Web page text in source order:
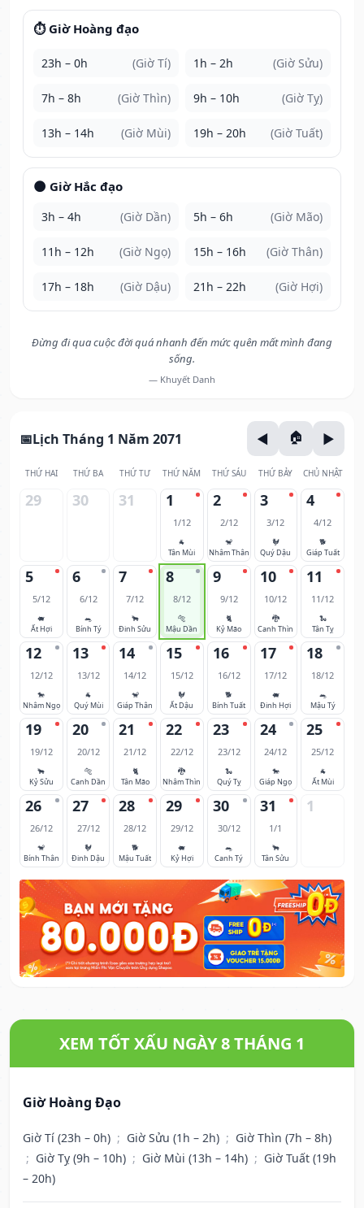
⏱️ Giờ Hoàng đạo
23h – 0h (Giờ Tí) 1h – 2h (Giờ Sửu)
7h – 8h (Giờ Thìn) 9h – 10h (Giờ Tỵ)
13h – 14h (Giờ Mùi) 19h – 20h (Giờ Tuất)
🌑 Giờ Hắc đạo
3h – 4h (Giờ Dần) 5h – 6h (Giờ Mão)
11h – 12h (Giờ Ngọ) 15h – 16h (Giờ Thân)
17h – 18h (Giờ Dậu) 21h – 22h (Giờ Hợi)
Đừng đi qua cuộc đời quá nhanh đến mức quên mất mình đang
sống.
— Khuyết Danh
Lịch Tháng 1 Năm 2071
THỨ HAI THỨ BA THỨ TƯ THỨ NĂM THỨ SÁU THỨ BẢY CHỦ NHẬT
29 30 31 1
1/12
🐐
Tân Mùi
2
2/12
🐒
Nhâm Thân
3
3/12
🐓
Quý Dậu
4
4/12
🐕
Giáp Tuất
5
5/12
🐖
Ất Hợi
6
6/12
🐀
Bính Tý
7
7/12
🐂
Đinh Sửu
8
8/12
🐅
Mậu Dần
9
9/12
🐈
Kỷ Mão
10
10/12
🐉
Canh Thìn
11
11/12
🐍
Tân Tỵ
12
12/12
🐎
Nhâm Ngọ
13
13/12
🐐
Quý Mùi
14
14/12
🐒
Giáp Thân
15
15/12
🐓
Ất Dậu
16
16/12
🐕
Bính Tuất
17
17/12
🐖
Đinh Hợi
18
18/12
🐀
Mậu Tý
19
19/12
🐂
Kỷ Sửu
20
20/12
🐅
Canh Dần
21
21/12
🐈
Tân Mão
22
22/12
🐉
Nhâm Thìn
23
23/12
🐍
Quý Tỵ
24
24/12
🐎
Giáp Ngọ
25
25/12
🐐
Ất Mùi
26
26/12
🐒
Bính Thân
27
27/12
🐓
Đinh Dậu
28
28/12
🐕
Mậu Tuất
29
29/12
🐖
Kỷ Hợi
30
30/12
🐀
Canh Tý
31
1/1
🐂
Tân Sửu
1
XEM TỐT XẤU NGÀY 8 THÁNG 1
Giờ Hoàng Đạo
Giờ Tí (23h – 0h) ; Giờ Sửu (1h – 2h) ; Giờ Thìn (7h – 8h)
; Giờ Tỵ (9h – 10h) ; Giờ Mùi (13h – 14h) ; Giờ Tuất (19h
– 20h)